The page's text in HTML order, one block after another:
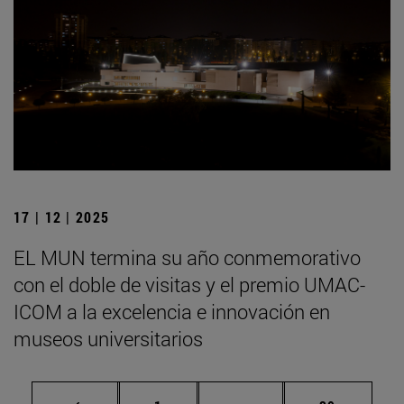
17 | 12 | 2025
EL MUN termina su año conmemorativo
con el doble de visitas y el premio UMAC-
ICOM a la excelencia e innovación en
museos universitarios